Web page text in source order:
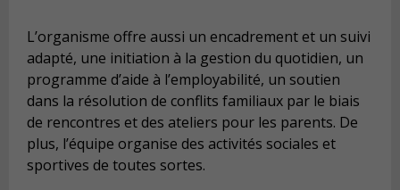
L’organisme offre aussi un encadrement et un suivi
adapté, une initiation à la gestion du quotidien, un
programme d’aide à l’employabilité, un soutien
dans la résolution de conflits familiaux par le biais
de rencontres et des ateliers pour les parents. De
plus, l’équipe organise des activités sociales et
sportives de toutes sortes.